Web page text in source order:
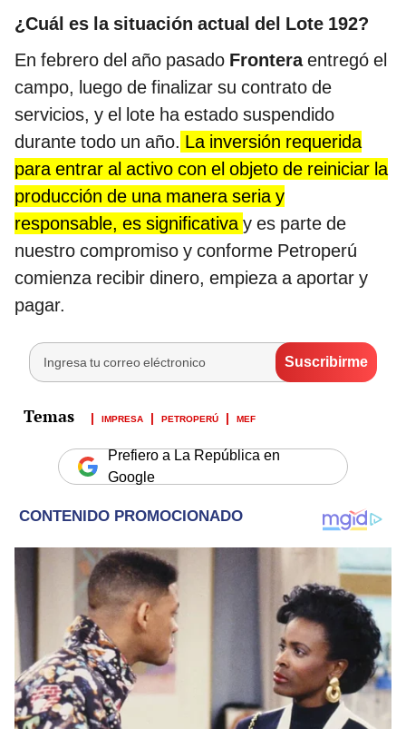
¿Cuál es la situación actual del Lote 192?
En febrero del año pasado Fronteraentregó el
campo, luego de finalizar su contrato de
servicios, y el lote ha estado suspendido
durante todo un año. La inversión requerida
para entrar al activo con el objeto de reiniciar la
producción de una manera seria y
responsable, es significativay es parte de
nuestro compromiso y conforme Petroperú
comienza recibir dinero, empieza a aportar y
pagar.
IMPRESA PETROPERÚ MEF
Prefiero a La República en
Google